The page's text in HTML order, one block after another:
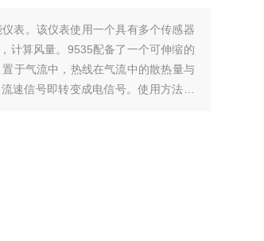
表。该仪表使用一个具有多个传感器
计算风量。9535配备了一个可伸缩的
于气流中，热线在气流中的散热量与
速信号即转变成电信号。使用方法简